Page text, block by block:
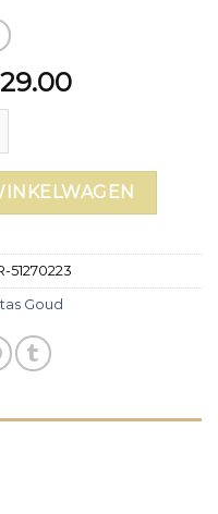
29.00
aantal
51270223
Goud